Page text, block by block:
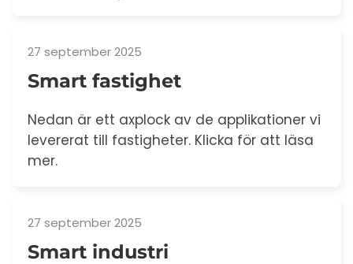
27 september 2025
Smart fastighet
Nedan är ett axplock av de applikationer vi
levererat till fastigheter. Klicka för att läsa
mer.
27 september 2025
Smart industri